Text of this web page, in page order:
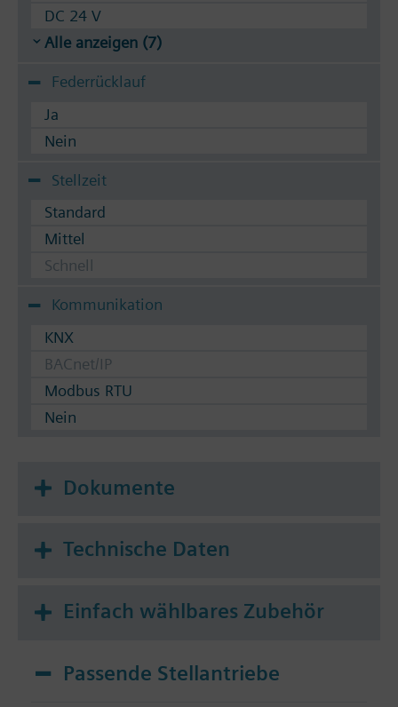
DC 24 V
Alle anzeigen (7)
Federrücklauf
Ja
Nein
Stellzeit
Standard
Mittel
Schnell
Kommunikation
KNX
BACnet/IP
Modbus RTU
Nein
Dokumente
Technische Daten
Einfach wählbares Zubehör
Passende Stellantriebe